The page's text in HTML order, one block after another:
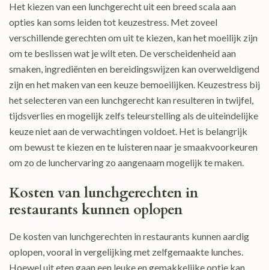
Het kiezen van een lunchgerecht uit een breed scala aan
opties kan soms leiden tot keuzestress. Met zoveel
verschillende gerechten om uit te kiezen, kan het moeilijk zijn
om te beslissen wat je wilt eten. De verscheidenheid aan
smaken, ingrediënten en bereidingswijzen kan overweldigend
zijn en het maken van een keuze bemoeilijken. Keuzestress bij
het selecteren van een lunchgerecht kan resulteren in twijfel,
tijdsverlies en mogelijk zelfs teleurstelling als de uiteindelijke
keuze niet aan de verwachtingen voldoet. Het is belangrijk
om bewust te kiezen en te luisteren naar je smaakvoorkeuren
om zo de lunchervaring zo aangenaam mogelijk te maken.
Kosten van lunchgerechten in
restaurants kunnen oplopen
De kosten van lunchgerechten in restaurants kunnen aardig
oplopen, vooral in vergelijking met zelfgemaakte lunches.
Hoewel uit eten gaan een leuke en gemakkelijke optie kan